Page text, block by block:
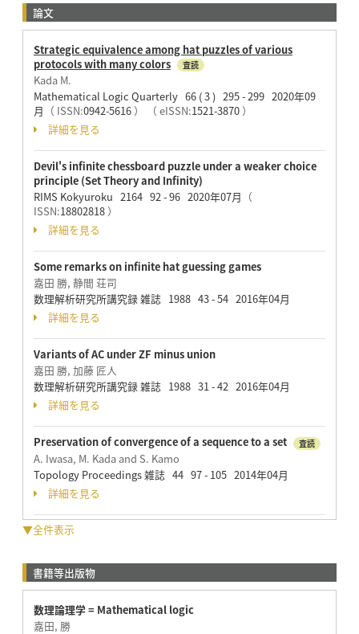
論文
Strategic equivalence among hat puzzles of various
protocols with many colors
査読
Kada M.
Mathematical Logic Quarterly 66 ( 3 ) 295 - 299 2020年09
月 （ ISSN:0942-5616） （ eISSN:1521-3870）
詳細を見る
Devil's infinite chessboard puzzle under a weaker choice
principle (Set Theory and Infinity)
RIMS Kokyuroku 2164 92 - 96 2020年07月 （
ISSN:18802818）
詳細を見る
Some remarks on infinite hat guessing games
嘉田 勝, 静間 荘司
数理解析研究所講究録 雑誌 1988 43 - 54 2016年04月
詳細を見る
Variants of AC under ZF minus union
嘉田 勝, 加藤 匠人
数理解析研究所講究録 雑誌 1988 31 - 42 2016年04月
詳細を見る
Preservation of convergence of a sequence to a set 査読
A. Iwasa, M. Kada and S. Kamo
Topology Proceedings 雑誌 44 97 - 105 2014年04月
詳細を見る
▼全件表示
書籍等出版物
数理論理学 = Mathematical logic
嘉田, 勝